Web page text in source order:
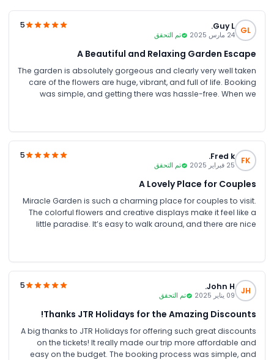
GL
Guy L.
24 مارس 2025 تم التحقق
5
A Beautiful and Relaxing Garden Escape
The garden is absolutely gorgeous and clearly very well taken
care of the flowers are huge, vibrant, and full of life. Booking
was simple, and getting there was hassle-free. When we
options available without having to leave. Overall, it was a
peaceful and refreshing experience, perfect for a leisurely
stroll or just enjoying nature.
FK
Fred k.
25 فبراير 2025 تم التحقق
5
A Lovely Place for Couples
Miracle Garden is such a charming place for couples to visit.
The colorful flowers and creative displays make it feel like a
little paradise. It’s easy to walk around, and there are nice
partner.
JH
John H.
09 يناير 2025 تم التحقق
5
Thanks JTR Holidays for the Amazing Discounts!
A big thanks to JTR Holidays for offering such great discounts
on the tickets! It really made our trip more affordable and
easy on the budget. The booking process was simple, and